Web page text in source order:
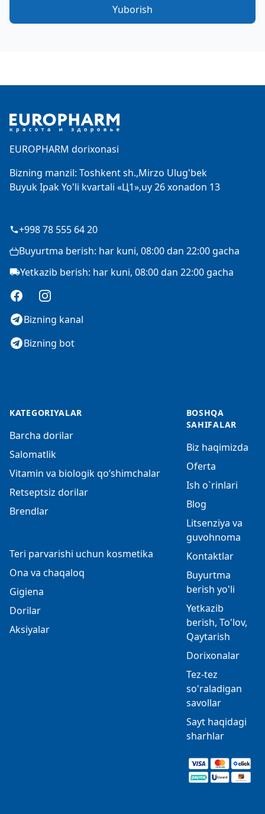
Yuborish
EUROPHARM dorixonasi
Bizning manzil: Toshkent sh.,Mirzo Ulug'bek
Buyuk Ipak Yo'li kvartali «Ц1»,uy 26 xonadon 13
+998 78 555 64 20
Buyurtma berish: har kuni, 08:00 dan 22:00 gacha
Yetkazib berish: har kuni, 08:00 dan 22:00 gacha
FacebookInstagram
Bizning kanal
Bizning bot
KATEGORIYALAR
Barcha dorilar
Salomatlik
Vitamin va biologik qo‘shimchalar
Retseptsiz dorilar
Brendlar
Teri parvarishi uchun kosmetika
Ona va chaqaloq
Gigiena
Dorilar
Aksiyalar
BOSHQA
SAHIFALAR
Biz haqimizda
Oferta
Ish o`rinlari
Blog
Litsenziya va
guvohnoma
Kontaktlar
Buyurtma
berish yo'li
Yetkazib
berish, To'lov,
Qaytarish
Dorixonalar
Tez-tez
so'raladigan
savollar
Sayt haqidagi
sharhlar